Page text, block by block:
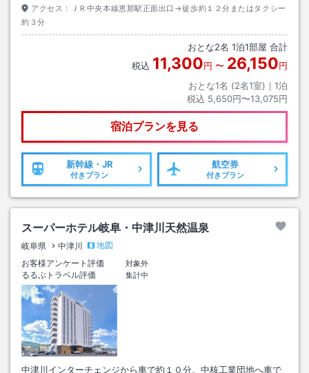
アクセス：
ＪＲ中央本線恵那駅正面出口→徒歩約１２分またはタクシー
約３分
おとな2名 1泊1部屋 合計
税込 11,300円 〜 26,150円
おとな1名 (2名1室)｜ 1泊
税込 5,650円〜13,075円
宿泊プランを見る
新幹線・JR
付きプラン
航空券
付きプラン
スーパーホテル岐阜・中津川天然温泉
岐阜県 中津川
地図
お客様アンケート評価
対象外
るるぶトラベル評価 集計中
中津川インターチェンジから車で約１０分。中核工業団地へ車で